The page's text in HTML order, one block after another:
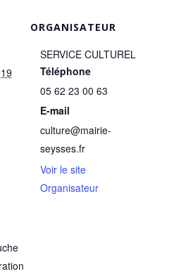
ORGANISATEUR
SERVICE CULTUREL
Téléphone
05 62 23 00 63
E-mail
culture@mairie-
seysses.fr
Voir le site
Organisateur